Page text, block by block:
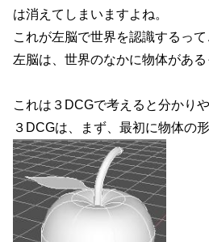
は消えてしまいますよね。
これが左脳で世界を認識するって
左脳は、世界のなかに物体がある
これは３DCGで考えると分かりや
３DCGは、まず、最初に物体の